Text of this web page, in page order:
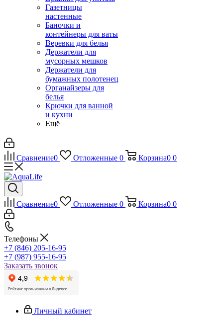
Газетницы
настенные
Баночки и
контейнеры для ваты
Веревки для белья
Держатели для
мусорных мешков
Держатели для
бумажных полотенец
Органайзеры для
белья
Крючки для ванной
и кухни
Ещё
Сравнение0 Отложенные 0 Корзина0 0
Сравнение0 Отложенные 0 Корзина0 0
Телефоны
+7 (846) 205-16-95
+7 (987) 955-16-95
Заказать звонок
Личный кабинет